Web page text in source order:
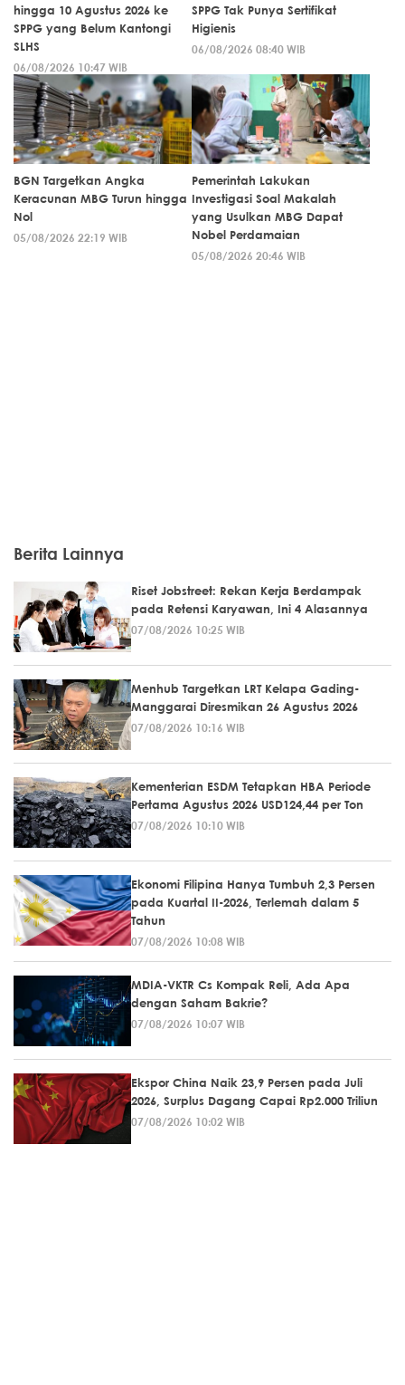
hingga 10 Agustus 2026 ke
SPPG yang Belum Kantongi
SLHS
06/08/2026 10:47 WIB
SPPG Tak Punya Sertifikat
Higienis
06/08/2026 08:40 WIB
BGN Targetkan Angka
Keracunan MBG Turun hingga
Nol
05/08/2026 22:19 WIB
Pemerintah Lakukan
Investigasi Soal Makalah
yang Usulkan MBG Dapat
Nobel Perdamaian
05/08/2026 20:46 WIB
Berita Lainnya
Riset Jobstreet: Rekan Kerja Berdampak
pada Retensi Karyawan, Ini 4 Alasannya
07/08/2026 10:25 WIB
Menhub Targetkan LRT Kelapa Gading-
Manggarai Diresmikan 26 Agustus 2026
07/08/2026 10:16 WIB
Kementerian ESDM Tetapkan HBA Periode
Pertama Agustus 2026 USD124,44 per Ton
07/08/2026 10:10 WIB
Ekonomi Filipina Hanya Tumbuh 2,3 Persen
pada Kuartal II-2026, Terlemah dalam 5
Tahun
07/08/2026 10:08 WIB
MDIA-VKTR Cs Kompak Reli, Ada Apa
dengan Saham Bakrie?
07/08/2026 10:07 WIB
Ekspor China Naik 23,9 Persen pada Juli
2026, Surplus Dagang Capai Rp2.000 Triliun
07/08/2026 10:02 WIB